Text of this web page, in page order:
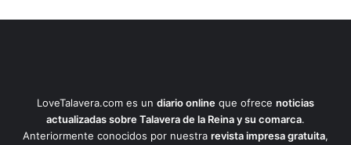
LoveTalavera.com es un diario online que ofrece noticias
actualizadas sobre Talavera de la Reina y su comarca.
Anteriormente conocidos por nuestra revista impresa gratuita,